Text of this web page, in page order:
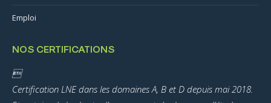
Emploi
NOS CERTIFICATIONS

Certification LNE dans les domaines A, B et D depuis mai 2018.